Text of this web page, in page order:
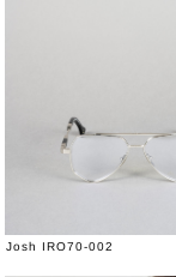
Josh IRO70-002